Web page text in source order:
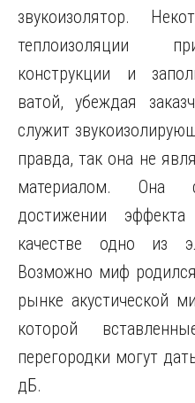
звукоизолятор.
теплоизоляции
конструкции и
ватой, убеждая
служит
правда, так она не
материалом. Она
достижении
качестве одно из
Возможно миф
рынке акустической
которой
перегородки могут
дБ.